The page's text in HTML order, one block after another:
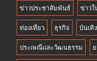
ข่าวประชาสัมพันธ์ ข่าว
ท่องเที่ยว ธุรกิจ บันเทิง
ประเพณีและวัฒนธรรม